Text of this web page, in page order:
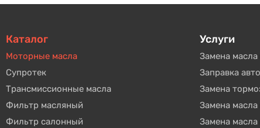
Каталог
Моторные масла
Супротек
Трансмиссионные масла
Фильтр масляный
Фильтр салонный
Услуги
Замена масла
Заправка
Замена
Замена
Замена